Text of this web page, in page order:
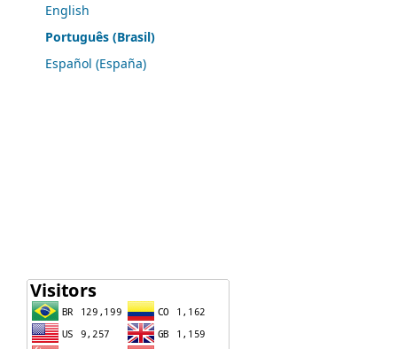
English
Português (Brasil)
Español (España)